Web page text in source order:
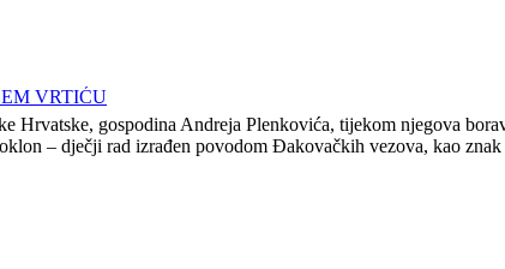
VRTIĆU
Hrvatske, gospodina Andreja Plenkovića, tijekom njegova
– dječji rad izrađen povodom Đakovačkih vezova, kao